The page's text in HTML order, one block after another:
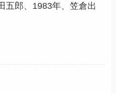
五郎、1983年、笠倉出